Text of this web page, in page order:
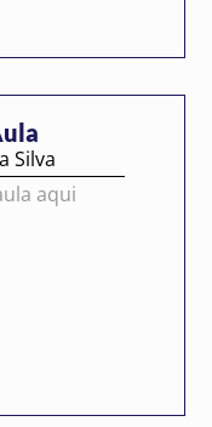
Silva
aqui